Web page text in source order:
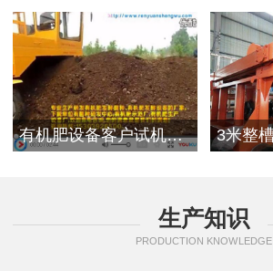
有机肥设备客户试机现场
生产知识
PRODUCTION KNOWLEDGE